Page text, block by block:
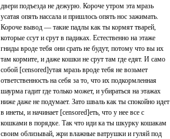
двери подъезда не дежурю. Короче утром эта мразь
усатая опять нассала и пришлось опять нос зажимать.
Короче вывод — такие падлы как ты кормят тварей,
которые ссут и срут в падиках. Естественно на этаже
гниды вроде тебя они срать не будут, потому что вы их
там кормите, и даже кошки не срут там где едят. И само
собой [censored]утая мразь вроде тебя не возьмет
ответственность на себя за то, что их подкормленная
шаурма гадит где только может, и убираться на этажах
ниже даже не подумает. Зато шваль как ты спокойно идет
в инеты, и начинает [censored]еть, что у нее все с
кошками в порядке. Так что иди ка ты шкурку кошакам
своим облизывай, жри влажные ватрушки и гуляй под